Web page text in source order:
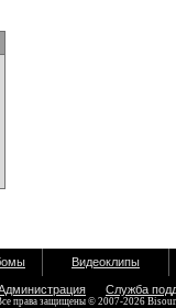
Видеоклипы
Служба
права защищены © 2007-2026